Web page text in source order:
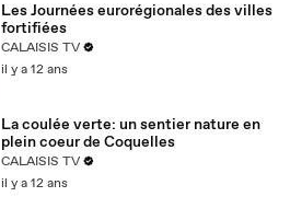
Les Journées eurorégionales des villes
fortifiées
CALAISIS TV
il y a 12 ans
La coulée verte: un sentier nature en
plein coeur de Coquelles
CALAISIS TV
il y a 12 ans